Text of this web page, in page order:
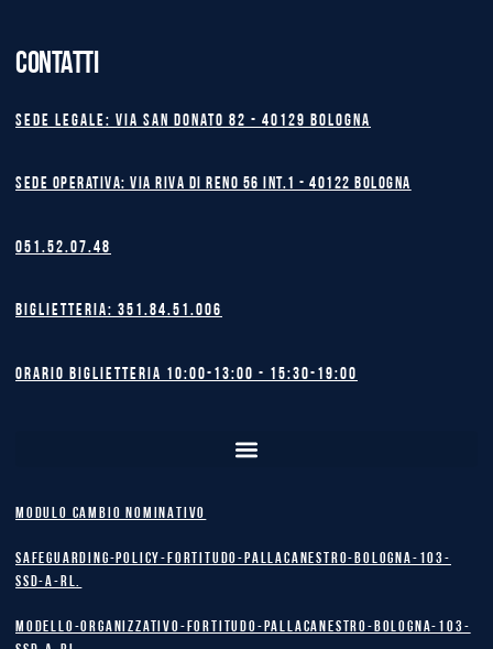
CONTATTI
Sede legale: Via San Donato 82 - 40129 BOLOGNA
Sede operativa: Via Riva di Reno 56 int.1 - 40122 BOLOGNA
051.52.07.48
Biglietteria: 351.84.51.006
Orario biglietteria 10:00-13:00 - 15:30-19:00
MODULO CAMBIO NOMINATIVO
safeguarding-policy-Fortitudo-Pallacanestro-Bologna-103-
SSD-A-RL.
Modello-Organizzativo-Fortitudo-Pallacanestro-Bologna-103-